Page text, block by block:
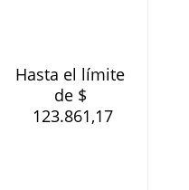
Hasta el límite
de $
123.861,17